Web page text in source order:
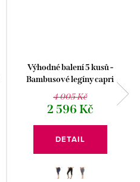
Výhodné balení 5 kusů -
Bambusové legíny capri
95033P
4 005 Kč
2 596 Kč
DETAIL